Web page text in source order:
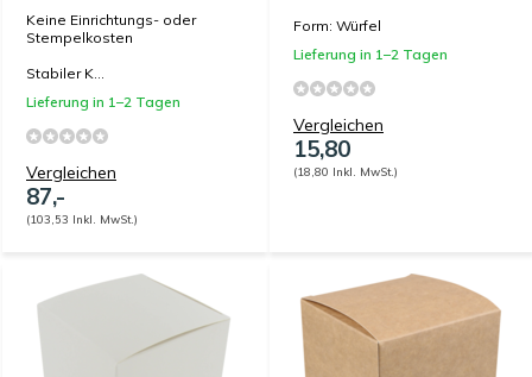
Keine Einrichtungs- oder
Stempelkosten
Stabiler K...
Lieferung in 1–2 Tagen
Vergleichen
87,-
(103,53 Inkl. MwSt.)
Form: Würfel
Lieferung in 1–2 Tagen
Vergleichen
15,80
(18,80 Inkl. MwSt.)